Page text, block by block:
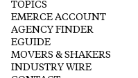
TOPICS
EMERCE ACCOUNT
AGENCY FINDER
EGUIDE
MOVERS & SHAKERS
INDUSTRY WIRE